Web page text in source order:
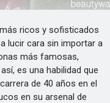
ricos y sofisticados
lucir cara sin importar a
más famosas,
es una habilidad que
de 40 años en el
en su arsenal de